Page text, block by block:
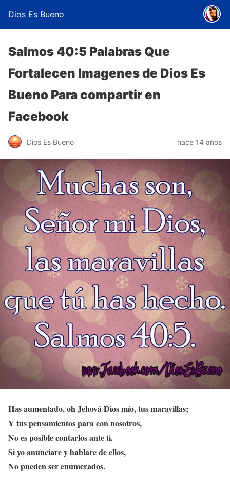
Dios Es Bueno
Salmos 40:5 Palabras Que
Fortalecen Imagenes de Dios Es
Bueno Para compartir en
Facebook
Dios Es Bueno hace 14 años
Has aumentado, oh Jehová Dios mío, tus maravillas;
Y tus pensamientos para con nosotros,
No es posible contarlos ante ti.
Si yo anunciare y hablare de ellos,
No pueden ser enumerados.